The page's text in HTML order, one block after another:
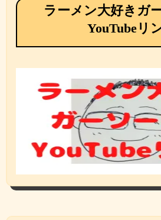
ラーメン大好きガ
YouTubeリ